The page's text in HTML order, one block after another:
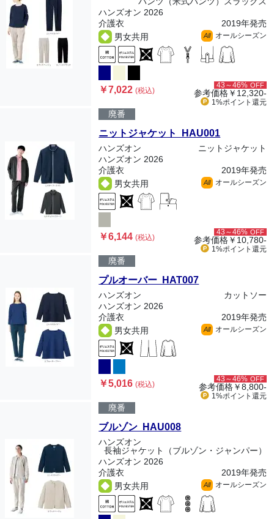
ハンズオン 2026
介護衣
2019年発売
男女共用
All オールシーズン
￥7,022(税込)
43～46% OFF
参考価格￥12,320-
1%ポイント 還元
廃番
ニットジャケット HAU001
ハンズオン
ニットジャケット
ハンズオン 2026
介護衣
2019年発売
男女共用
All オールシーズン
￥6,144(税込)
43～46% OFF
参考価格￥10,780-
1%ポイント 還元
廃番
プルオーバー HAT007
ハンズオン
カットソー
ハンズオン 2026
介護衣
2019年発売
男女共用
All オールシーズン
￥5,016(税込)
43～46% OFF
参考価格￥8,800-
1%ポイント 還元
廃番
ブルゾン HAU008
ハンズオン
長袖ジャケット（ブルゾン・ジャンパー）
ハンズオン 2026
介護衣
2019年発売
男女共用
All オールシーズン